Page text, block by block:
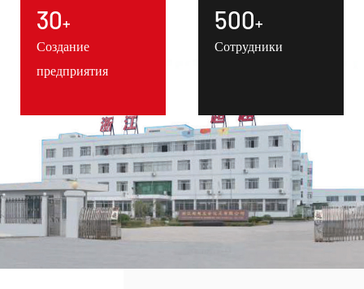
30+
Создание
предприятия
500+
Сотрудники